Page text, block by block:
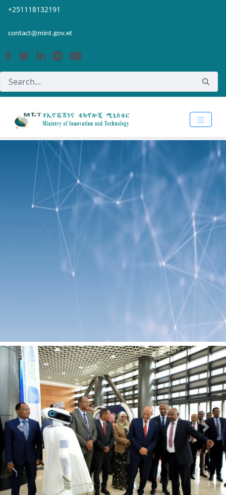
Skip to Main Content
Open Accessibility Menu
+251118132191
contact@mint.gov.et
Previous Next